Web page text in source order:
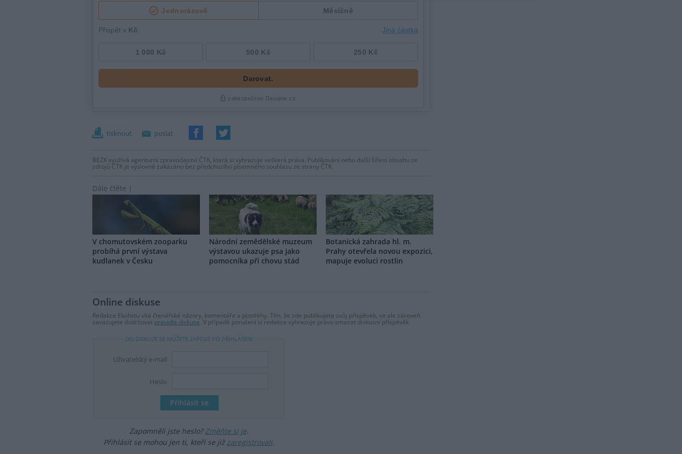
tisknout poslat
BEZK využívá agenturní zpravodajství ČTK, která si vyhrazuje veškerá práva. Publikování nebo další šíření obsahu ze
zdrojů ČTK je výslovně zakázáno bez předchozího písemného souhlasu ze strany ČTK.
Dále čtěte |
V chomutovském zooparku
probíhá první výstava
kudlanek v Česku
Národní zemědělské muzeum
výstavou ukazuje psa jako
pomocníka při chovu stád
Botanická zahrada hl. m.
Prahy otevřela novou expozici,
mapuje evoluci rostlin
Online diskuse
Redakce Ekolistu vítá čtenářské názory, komentáře a postřehy. Tím, že zde publikujete svůj příspěvek, se ale zároveň
zavazujete dodržovat pravidla diskuse. V případě porušení si redakce vyhrazuje právo smazat diskusní příspěvěk
DO DISKUZE SE MŮŽETE ZAPOJIT PO PŘIHLÁŠENÍ
Uživatelský e-mail
Heslo
Zapomněli jste heslo?Změňte si je.
Přihlásit se mohou jen ti, kteří se již zaregistrovali.